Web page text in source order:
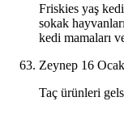
Friskies yaş
sokak
kedi mamaları
Zeynep 16
Taç ürünleri